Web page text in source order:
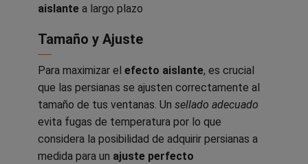
aislante a largo plazo
Tamaño y Ajuste
Para maximizar el efecto aislante, es crucial
que las persianas se ajusten correctamente al
tamaño de tus ventanas. Un sellado adecuado
evita fugas de temperatura por lo que
considera la posibilidad de adquirir persianas a
medida para un ajuste perfecto